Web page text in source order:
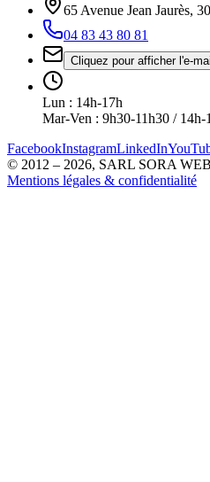
65 Avenue Jean Jaurès,
04 83 43 80 81
Cliquez pour afficher l'e-mail
Lun : 14h-17h
Mar-Ven : 9h30-11h30 / 14h-
FacebookInstagramLinkedIn
© 2012 – 2026, SARL SORA
Mentions légales & confidentialité